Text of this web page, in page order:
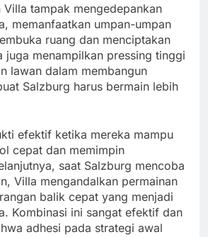
Villa tampak mengedepankan
memanfaatkan umpan-umpan
ruang dan menciptakan
juga menampilkan pressing tinggi
lawan dalam membangun
Salzburg harus bermain lebih
efektif ketika mereka mampu
cepat dan memimpin
saat Salzburg mencoba
Villa mengandalkan permainan
balik cepat yang menjadi
Kombinasi ini sangat efektif dan
adhesi pada strategi awal